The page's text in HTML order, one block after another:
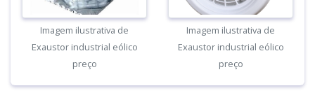
Imagem ilustrativa de
Exaustor industrial eólico
preço
Imagem ilustrativa de
Exaustor industrial eólico
preço